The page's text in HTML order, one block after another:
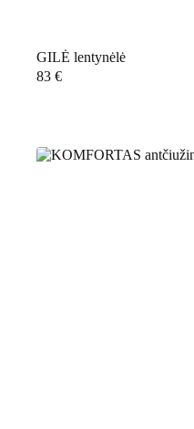
GILĖ lentynėlė
83 €